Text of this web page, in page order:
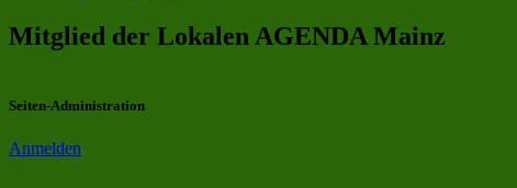
Mitglied der Lokalen AGENDA Mainz
Seiten-Administration
Anmelden